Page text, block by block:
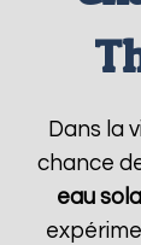
Dans la
chance
eau